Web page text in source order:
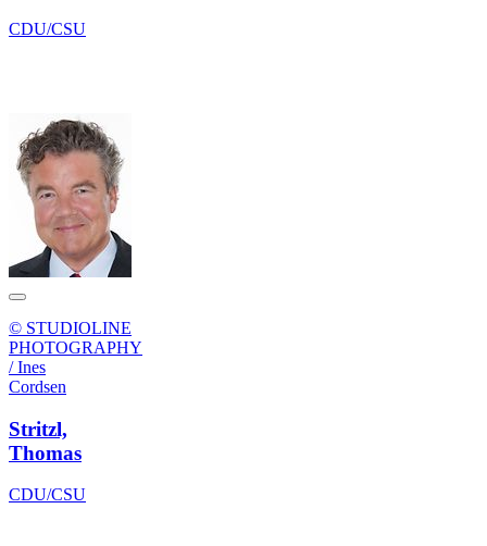
CDU/CSU
© STUDIOLINE
PHOTOGRAPHY
/ Ines
Cordsen
Stritzl,
Thomas
CDU/CSU